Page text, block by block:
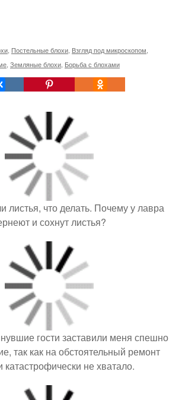
Постельные блохи Взгляд под микроскопом
Земляные блохи Борьба с блохами
листья, что делать. Почему у лавра
и сохнут листья?
гости заставили меня спешно
так как на обстоятельный ремонт
катастрофически не хватало.